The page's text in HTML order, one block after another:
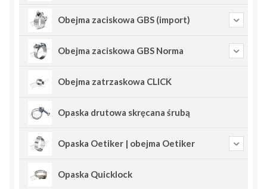
Obejma zaciskowa GBS (import)
Obejma zaciskowa GBS Norma
Obejma zatrzaskowa CLICK
Opaska drutowa skręcana śrubą
Opaska Oetiker | obejma Oetiker
Opaska Quicklock